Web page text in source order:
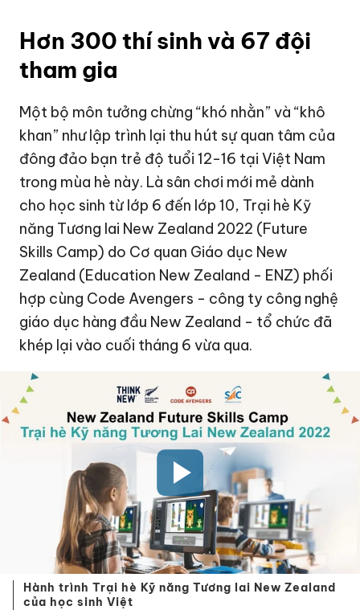
Hơn 300 thí sinh và 67 đội
tham gia
Một bộ môn tưởng chừng “khó nhằn” và “khô
khan” như lập trình lại thu hút sự quan tâm của
đông đảo bạn trẻ độ tuổi 12-16 tại Việt Nam
trong mùa hè này. Là sân chơi mới mẻ dành
cho học sinh từ lớp 6 đến lớp 10, Trại hè Kỹ
năng Tương lai New Zealand 2022 (Future
Skills Camp) do Cơ quan Giáo dục New
Zealand (Education New Zealand - ENZ) phối
hợp cùng Code Avengers - công ty công nghệ
giáo dục hàng đầu New Zealand - tổ chức đã
khép lại vào cuối tháng 6 vừa qua.
Hành trình Trại hè Kỹ năng Tương lai New Zealand
của học sinh Việt